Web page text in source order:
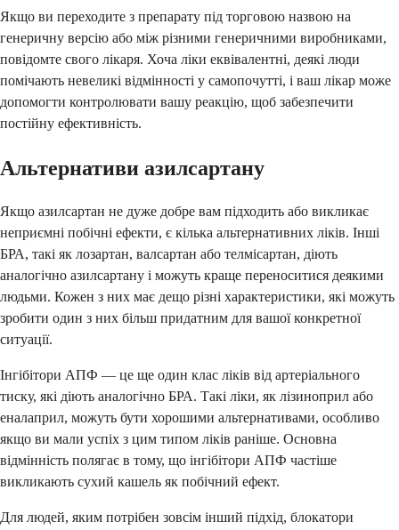
Якщо ви переходите з препарату під торговою назвою на
генеричну версію або між різними генеричними виробниками,
повідомте свого лікаря. Хоча ліки еквівалентні, деякі люди
помічають невеликі відмінності у самопочутті, і ваш лікар може
допомогти контролювати вашу реакцію, щоб забезпечити
постійну ефективність.
Альтернативи азилсартану
Якщо азилсартан не дуже добре вам підходить або викликає
неприємні побічні ефекти, є кілька альтернативних ліків. Інші
БРА, такі як лозартан, валсартан або телмісартан, діють
аналогічно азилсартану і можуть краще переноситися деякими
людьми. Кожен з них має дещо різні характеристики, які можуть
зробити один з них більш придатним для вашої конкретної
ситуації.
Інгібітори АПФ — це ще один клас ліків від артеріального
тиску, які діють аналогічно БРА. Такі ліки, як лізиноприл або
еналаприл, можуть бути хорошими альтернативами, особливо
якщо ви мали успіх з цим типом ліків раніше. Основна
відмінність полягає в тому, що інгібітори АПФ частіше
викликають сухий кашель як побічний ефект.
Для людей, яким потрібен зовсім інший підхід, блокатори